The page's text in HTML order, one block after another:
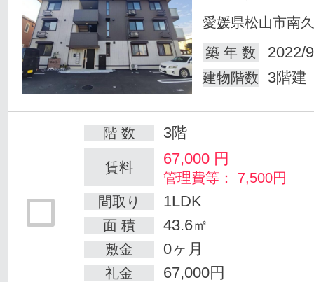
愛媛県松山市南
築 年 数
2022/
建物階数 3階建
階 数 3階
賃料 67,000 円
管理費等： 7,500円
間取り
1LDK
面 積 43.6㎡
敷金 0ヶ月
礼金 67,000円